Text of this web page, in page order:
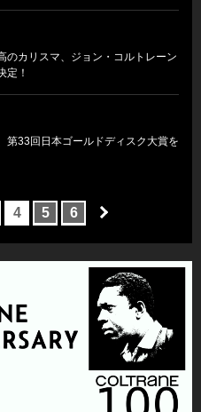
のカリスマ、ジョン・コルトレーン
定！
第33回日本ゴールドディスク大賞を
4 5 6